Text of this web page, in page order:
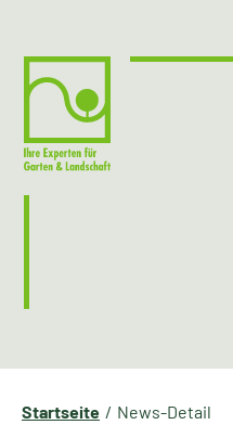
Startseite News-Detail